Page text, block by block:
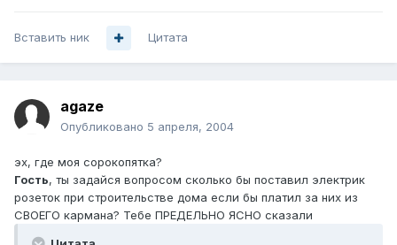
Вставить ник Цитата
agaze
Опубликовано 5 апреля, 2004
эх, где моя сорокопятка?
Гость, ты задайся вопросом сколько бы поставил электрик
розеток при строительстве дома если бы платил за них из
СВОЕГО кармана? Тебе ПРЕДЕЛЬНО ЯСНО сказали